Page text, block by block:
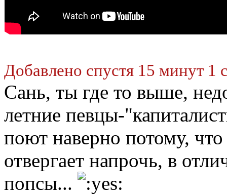
Добавлено спустя 15 минут 1
Сань, ты где то выше,
летние певцы-
поют наверно потому,
отвергает напрочь, в
попсы...